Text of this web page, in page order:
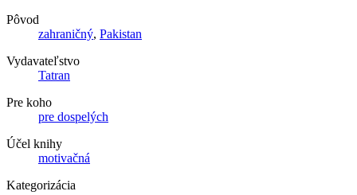
Pôvod
zahraničný, Pakistan
Vydavateľstvo
Tatran
Pre koho
pre dospelých
Účel knihy
motivačná
Kategorizácia